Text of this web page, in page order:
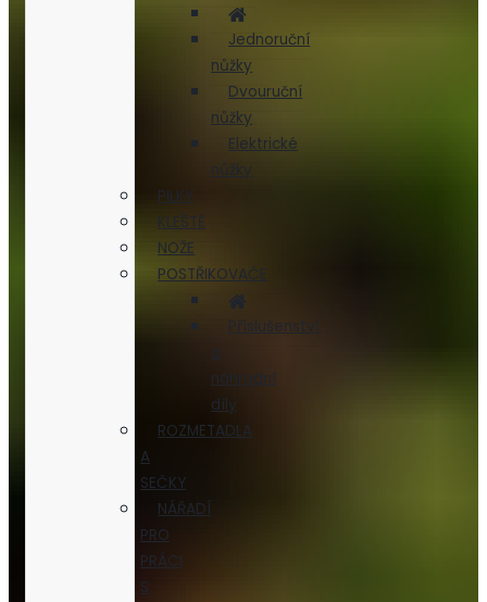
Jednoruční
nůžky
Dvouruční
nůžky
Elektrické
nůžky
PILKY
KLEŠTĚ
NOŽE
POSTŘIKOVAČE
Příslušenství
a
náhradní
díly
ROZMETADLA
A
SEČKY
NÁŘADÍ
PRO
PRÁCI
S